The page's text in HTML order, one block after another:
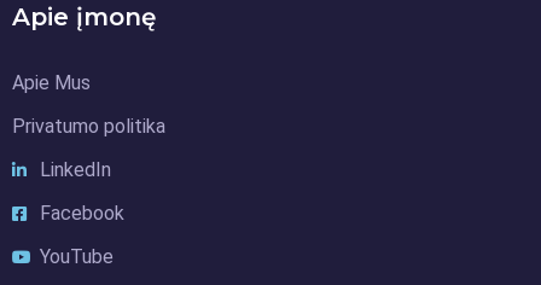
Apie įmonę
Apie Mus
Privatumo politika
LinkedIn
Facebook
YouTube